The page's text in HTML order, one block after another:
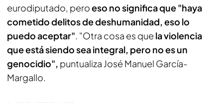
eurodiputado, peroeso no significa que "haya
cometido delitos de deshumanidad, eso lo
puedo aceptar". "Otra cosa es que la violencia
que está siendo sea integral, pero no es un
genocidio", puntualiza José Manuel García-
Margallo.